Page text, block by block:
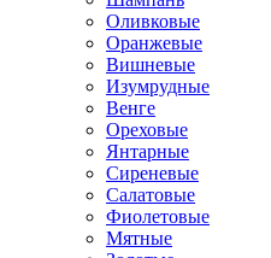
Оливковые
Оранжевые
Вишневые
Изумрудные
Венге
Ореховые
Янтарные
Сиреневые
Салатовые
Фиолетовые
Мятные